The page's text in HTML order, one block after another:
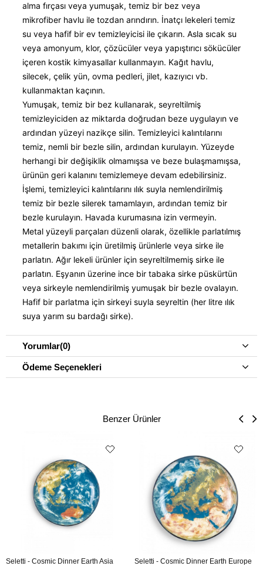
alma fırçası veya yumuşak, temiz bir bez veya
mikrofiber havlu ile tozdan arındırın. İnatçı lekeleri temiz
su veya hafif bir ev temizleyicisi ile çıkarın. Asla sıcak su
veya amonyum, klor, çözücüler veya yapıştırıcı sökücüler
içeren kostik kimyasallar kullanmayın. Kağıt havlu,
silecek, çelik yün, ovma pedleri, jilet, kazıyıcı vb.
kullanmaktan kaçının.
Yumuşak, temiz bir bez kullanarak, seyreltilmiş
temizleyiciden az miktarda doğrudan beze uygulayın ve
ardından yüzeyi nazikçe silin. Temizleyici kalıntılarını
temiz, nemli bir bezle silin, ardından kurulayın. Yüzeyde
herhangi bir değişiklik olmamışsa ve beze bulaşmamışsa,
ürünün geri kalanını temizlemeye devam edebilirsiniz.
İşlemi, temizleyici kalıntılarını ılık suyla nemlendirilmiş
temiz bir bezle silerek tamamlayın, ardından temiz bir
bezle kurulayın. Havada kurumasına izin vermeyin.
Metal yüzeyli parçaları düzenli olarak, özellikle parlatılmış
metallerin bakımı için üretilmiş ürünlerle veya sirke ile
parlatın. Ağır lekeli ürünler için seyreltilmemiş sirke ile
parlatın. Eşyanın üzerine ince bir tabaka sirke püskürtün
veya sirkeyle nemlendirilmiş yumuşak bir bezle ovalayın.
Hafif bir parlatma için sirkeyi suyla seyreltin (her litre ılık
suya yarım su bardağı sirke).
Yorumlar(0)
Ödeme Seçenekleri
Benzer Ürünler
Seletti - Cosmic Dinner Earth Asia
Seletti - Cosmic Dinner Earth Europe